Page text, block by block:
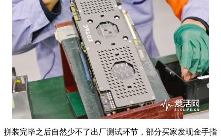
拼装完毕之后自然少不了出厂测试环节，部分买家发现金手指